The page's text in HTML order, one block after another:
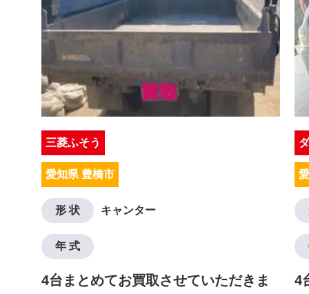
三菱ふそう
愛知県 豊橋市
形 状 キャンター
年 式
4台まとめてお買取させていただきま
4